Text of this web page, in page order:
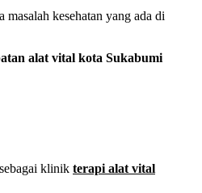
kesehatan yang ada di
alat vital kota Sukabumi
klinik terapi alat vital